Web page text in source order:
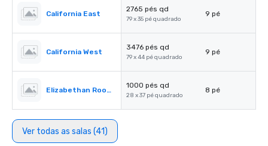
California East
2765 pés qd
79 x 35 pé quadrado
9 pé
California West
3476 pés qd
79 x 44 pé quadrado
9 pé
Elizabethan Room A
1000 pés qd
28 x 37 pé quadrado
8 pé
Ver todas as salas (41)